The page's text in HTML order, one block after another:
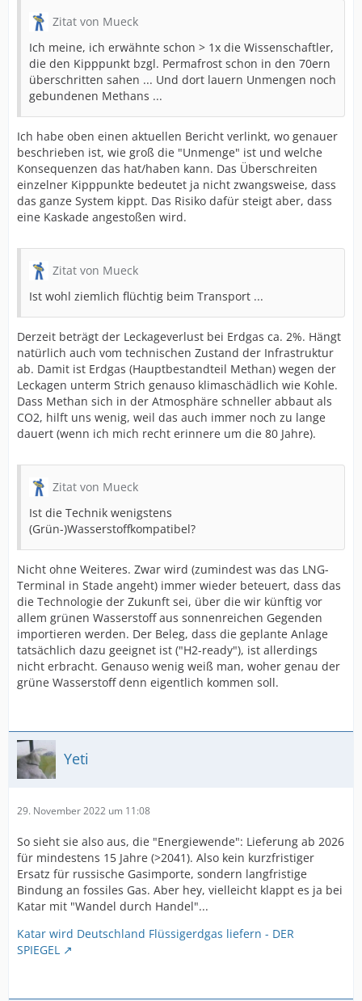
Zitat von Mueck
Ich meine, ich erwähnte schon > 1x die Wissenschaftler,
die den Kipppunkt bzgl. Permafrost schon in den 70ern
überschritten sahen ... Und dort lauern Unmengen noch
gebundenen Methans ...
Ich habe oben einen aktuellen Bericht verlinkt, wo genauer
beschrieben ist, wie groß die "Unmenge" ist und welche
Konsequenzen das hat/haben kann. Das Überschreiten
einzelner Kipppunkte bedeutet ja nicht zwangsweise, dass
das ganze System kippt. Das Risiko dafür steigt aber, dass
eine Kaskade angestoßen wird.
Zitat von Mueck
Ist wohl ziemlich flüchtig beim Transport ...
Derzeit beträgt der Leckageverlust bei Erdgas ca. 2%. Hängt
natürlich auch vom technischen Zustand der Infrastruktur
ab. Damit ist Erdgas (Hauptbestandteil Methan) wegen der
Leckagen unterm Strich genauso klimaschädlich wie Kohle.
Dass Methan sich in der Atmosphäre schneller abbaut als
CO2, hilft uns wenig, weil das auch immer noch zu lange
dauert (wenn ich mich recht erinnere um die 80 Jahre).
Zitat von Mueck
Ist die Technik wenigstens
(Grün-)Wasserstoffkompatibel?
Nicht ohne Weiteres. Zwar wird (zumindest was das LNG-
Terminal in Stade angeht) immer wieder beteuert, dass das
die Technologie der Zukunft sei, über die wir künftig vor
allem grünen Wasserstoff aus sonnenreichen Gegenden
importieren werden. Der Beleg, dass die geplante Anlage
tatsächlich dazu geeignet ist ("H2-ready"), ist allerdings
nicht erbracht. Genauso wenig weiß man, woher genau der
grüne Wasserstoff denn eigentlich kommen soll.
Yeti
29. November 2022 um 11:08
So sieht sie also aus, die "Energiewende": Lieferung ab 2026
für mindestens 15 Jahre (>2041). Also kein kurzfristiger
Ersatz für russische Gasimporte, sondern langfristige
Bindung an fossiles Gas. Aber hey, vielleicht klappt es ja bei
Katar mit "Wandel durch Handel"...
Katar wird Deutschland Flüssigerdgas liefern - DER
SPIEGEL